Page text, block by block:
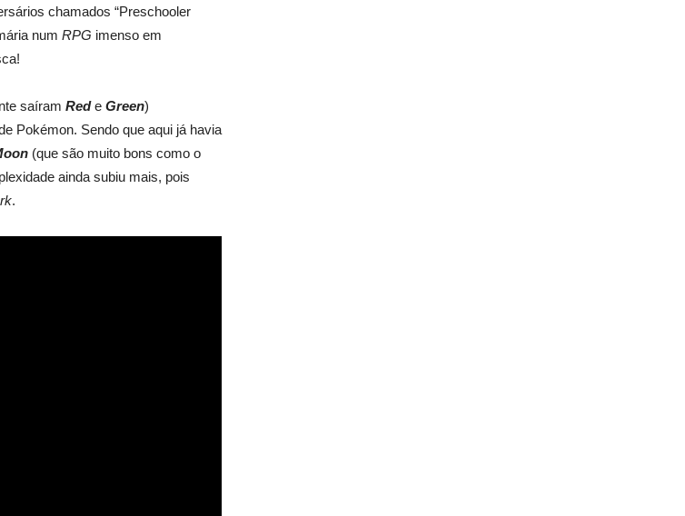
chamados “Preschooler
num RPG imenso em
saíram Rede Green)
Pokémon. Sendo que aqui já havia
(que são muito bons como o
ainda subiu mais, pois
.